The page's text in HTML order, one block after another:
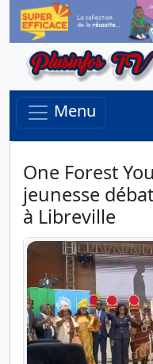
Menu
One Forest
jeunesse
à Libreville